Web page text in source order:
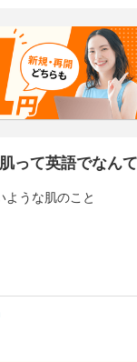
って英語でなん
ような肌のこと